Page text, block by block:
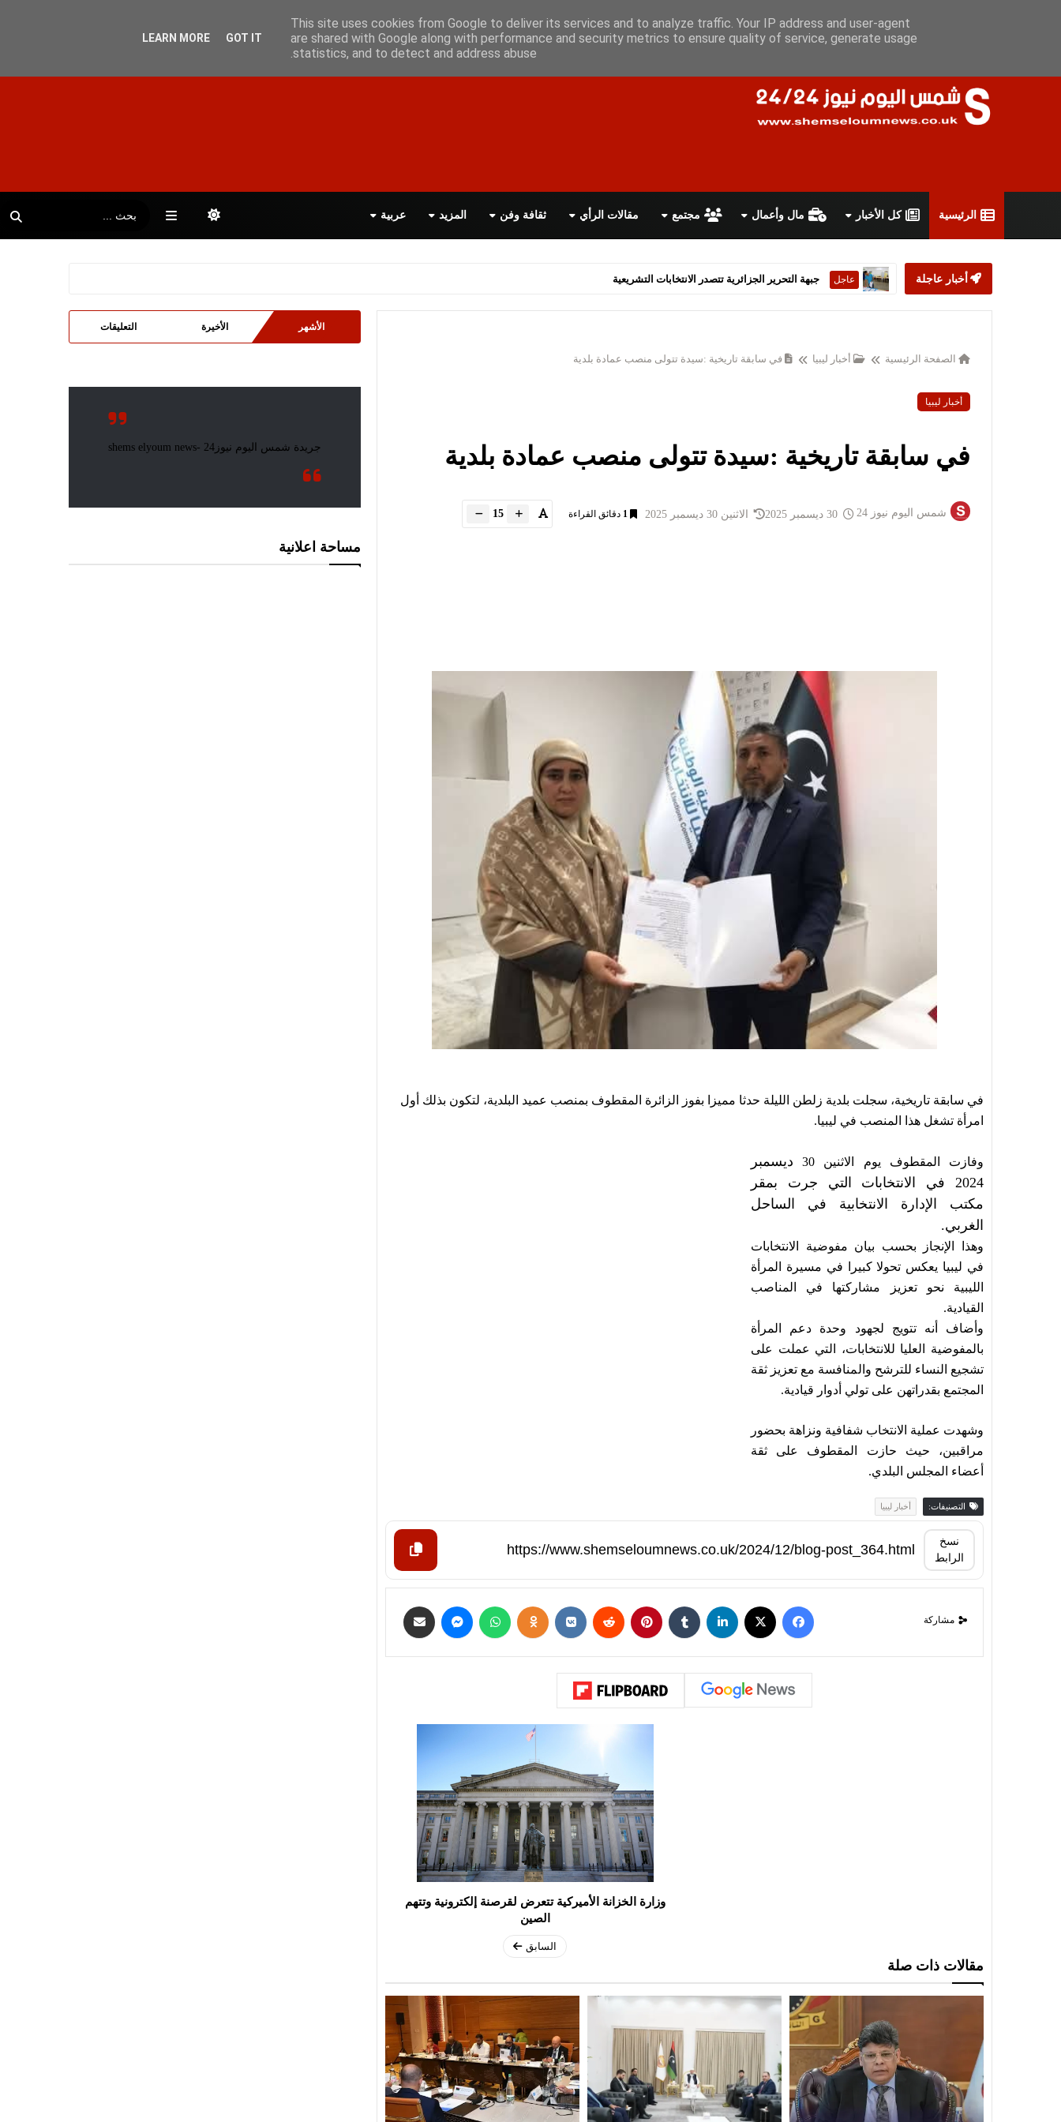
سياسة الخصوصية اتفاقية الاستخدام أعلن معانا اتصل بنا اقرأ الصحيفة PDF
الرئيسية كل الأخبار مال وأعمال مجتمع مقالات الرأي ثقافة وفن المزيد عربية
أخبار عاجلة عاجل ستارمر يعلن استقالته من رئاسة الحكومة البريطانية
الصفحة الرئيسية أخبار ليبيا في سابقة تاريخية :سيدة تتولى منصب عمادة بلدية
أخبار ليبيا
في سابقة تاريخية :سيدة تتولى منصب عمادة بلدية
شمس اليوم نيوز 24 الاثنين 30 ديسمبر 2025 1 دقائق القراءة 15
في سابقة تاريخية، سجلت بلدية زلطن الليلة حدثا مميزا بفوز الزائرة المقطوف بمنصب عميد البلدية، لتكون بذلك أول
امرأة تشغل هذا المنصب في ليبيا.
وفازت المقطوف يوم الاثنين 30
ديسمبر
2024 في الانتخابات التي جرت بمقر
مكتب الإدارة الانتخابية في الساحل
الغربي.
وهذا الإنجاز بحسب بيان مفوضية
الانتخابات
في ليبيا يعكس تحولا كبيرا في مسيرة المرأة
الليبية نحو تعزيز مشاركتها في المناصب
القيادية.
وأضاف أنه تتويج لجهود وحدة دعم المرأة
بالمفوضية العليا للانتخابات، التي عملت على
تشجيع النساء للترشح والمنافسة مع تعزيز ثقة
المجتمع بقدراتهن على تولي أدوار قيادية.
وشهدت عملية الانتخاب شفافية ونزاهة بحضور
مراقبين، حيث حازت المقطوف على ثقة
أعضاء المجلس البلدي.
التصنيفات: أخبار ليبيا
نسخ
الرابط
مشاركة
وزارة الخزانة الأميركية تتعرض لقرصنة إلكترونية وتتهم
الصين
السابق
مقالات ذات صلة
الأشهر الأخيرة التعليقات
مساحة اعلانية
This site uses cookies from Google to deliver its services and to analyze traffic. Your IP address and user-agent
are shared with Google along with performance and security metrics to ensure quality of service, generate usage
statistics, and to detect and address abuse.
LEARN MORE GOT IT